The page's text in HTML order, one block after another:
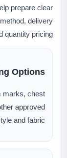
prepare clear
delivery
quantity pricing.
Options
marks, chest
approved
and fabric.